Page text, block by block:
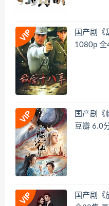
国产剧《
1080p 全
国产剧
豆瓣 6.0
国产剧《